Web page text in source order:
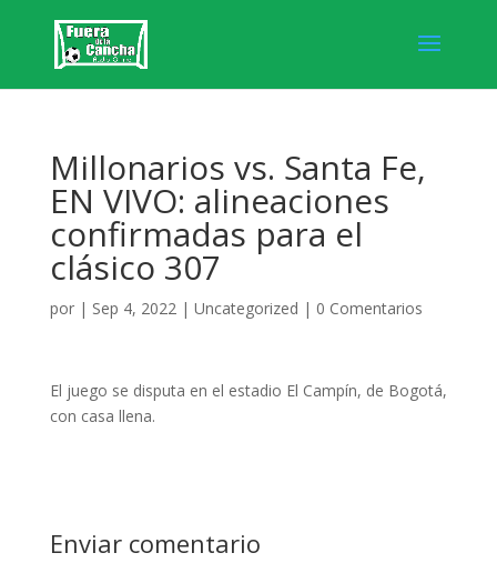
Millonarios vs. Santa Fe,
EN VIVO: alineaciones
confirmadas para el
clásico 307
por | Sep 4, 2022| Uncategorized | 0 Comentarios
El juego se disputa en el estadio El Campín, de Bogotá,
con casa llena.
Enviar comentario